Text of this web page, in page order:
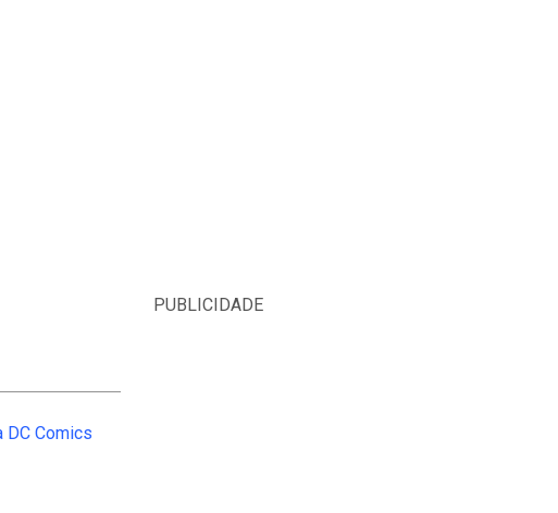
PUBLICIDADE